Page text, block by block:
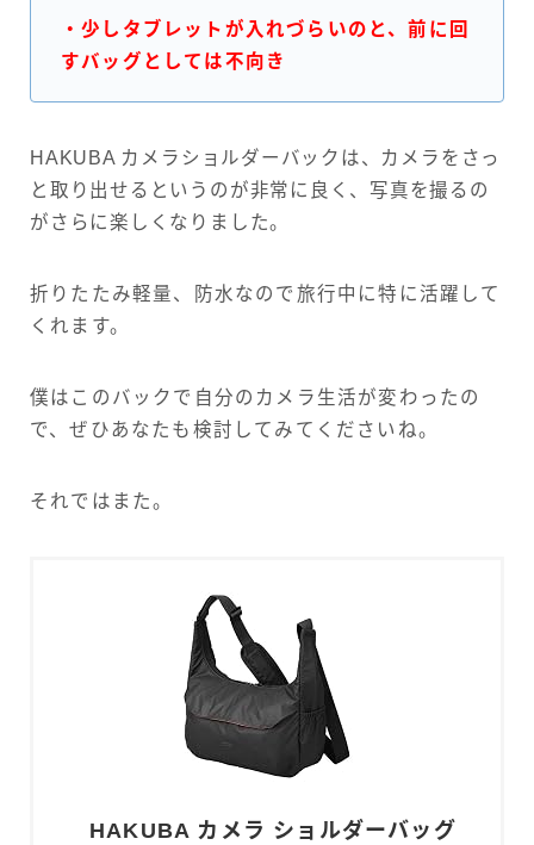
・少しタブレットが入れづらいのと、前に回
すバッグとしては不向き
HAKUBA カメラショルダーバックは、カメラをさっ
と取り出せるというのが非常に良く、写真を撮るの
がさらに楽しくなりました。
折りたたみ軽量、防水なので旅行中に特に活躍して
くれます。
僕はこのバックで自分のカメラ生活が変わったの
で、ぜひあなたも検討してみてくださいね。
それではまた。
HAKUBA カメラ ショルダーバッグ